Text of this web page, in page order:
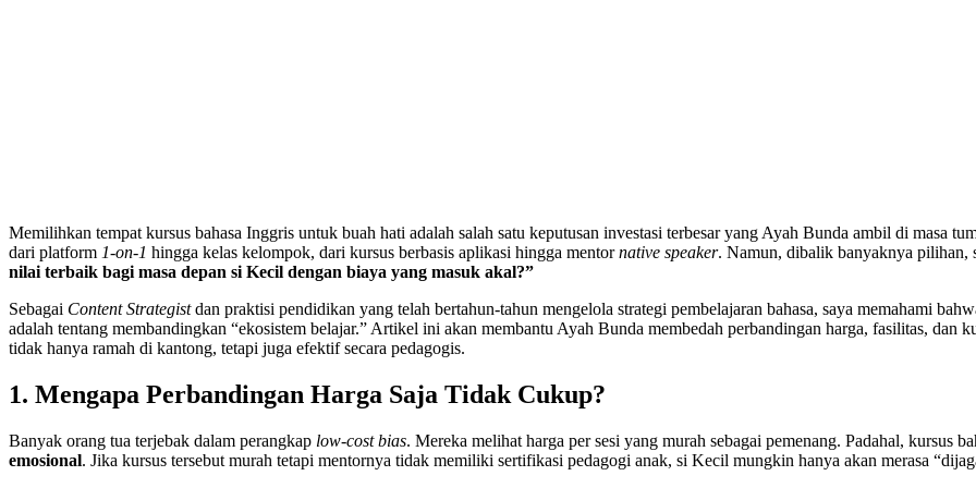
Memilihkan tempat kursus bahasa Inggris untuk buah hati adalah salah satu keputusan investasi terbesar yang Ayah Bunda ambil di masa
dari platform 1-on-1 hingga kelas kelompok, dari kursus berbasis aplikasi hingga mentornative speaker. Namun, dibalik banyaknya pilihan,
nilai terbaik bagi masa depan si Kecil dengan biaya yang masuk akal?”
Sebagai Content Strategistdan praktisi pendidikan yang telah bertahun-tahun mengelola strategi pembelajaran bahasa, saya memahami
adalah tentang membandingkan “ekosistem belajar.” Artikel ini akan membantu Ayah Bunda membedah perbandingan harga, fasilitas, dan
tidak hanya ramah di kantong, tetapi juga efektif secara pedagogis.
1. Mengapa Perbandingan Harga Saja Tidak Cukup?
Banyak orang tua terjebak dalam perangkap low-cost bias. Mereka melihat harga per sesi yang murah sebagai pemenang. Padahal, kursus
emosional. Jika kursus tersebut murah tetapi mentornya tidak memiliki sertifikasi pedagogi anak, si Kecil mungkin hanya akan merasa